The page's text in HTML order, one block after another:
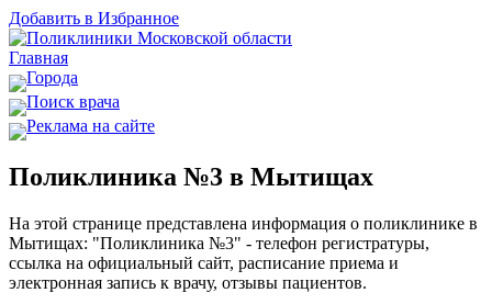
Добавить в Избранное
Главная
Города
Поиск врача
Реклама на сайте
Поликлиника №3 в Мытищах
На этой странице представлена информация о поликлинике в
Мытищах: "Поликлиника №3" - телефон регистратуры,
ссылка на официальный сайт, расписание приема и
электронная запись к врачу, отзывы пациентов.